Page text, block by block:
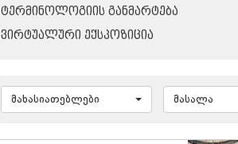
ᲢᲔᲠᲛᲘᲜᲝᲚᲝᲒᲘᲘᲡ ᲒᲐᲜᲛᲐᲠᲢᲔᲑᲐ
ᲕᲘᲠᲢᲣᲐᲚᲣᲠᲘ ᲔᲥᲡᲞᲝᲖᲘᲪᲘᲐ
მახასიათებლები მასალა